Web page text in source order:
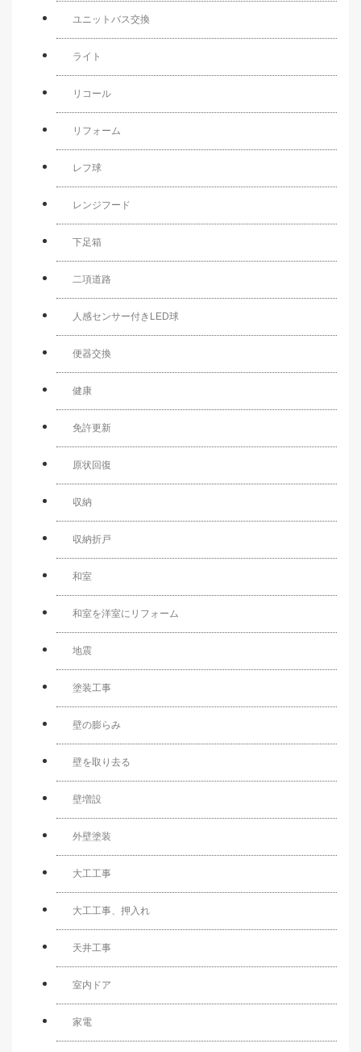
ユニットバス交換
ライト
リコール
リフォーム
レフ球
レンジフード
下足箱
二項道路
人感センサー付きLED球
便器交換
健康
免許更新
原状回復
収納
収納折戸
和室
和室を洋室にリフォーム
地震
塗装工事
壁の膨らみ
壁を取り去る
壁増設
外壁塗装
大工工事
大工工事、押入れ
天井工事
室内ドア
家電